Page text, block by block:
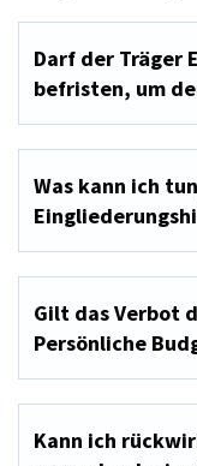
Darf der Träger
befristen, um
Was kann ich
Gilt das Verbot
Persönliche
Kann ich